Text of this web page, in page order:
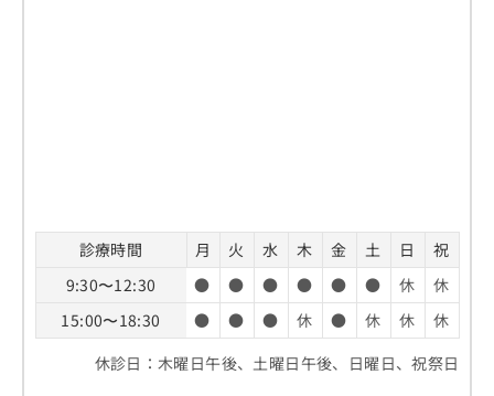
診療時間 月 火 水 木 金 土 日
祝
9:30〜12:30
● ● ● ● ● ● 休
休
15:00〜18:30
● ● ● 休 ● 休 休
休
休診日：木曜日午後、土曜日午後、日曜日、祝祭日